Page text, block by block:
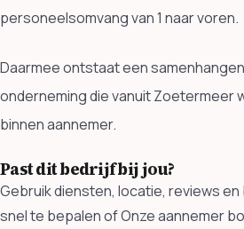
personeelsomvang van 1 naar voren.
Daarmee ontstaat een
onderneming die vanuit Zoetermeer
binnen aannemer.
Past dit bedrijf bij jou?
Gebruik diensten, locatie, reviews
snel te bepalen of Onze aannemer